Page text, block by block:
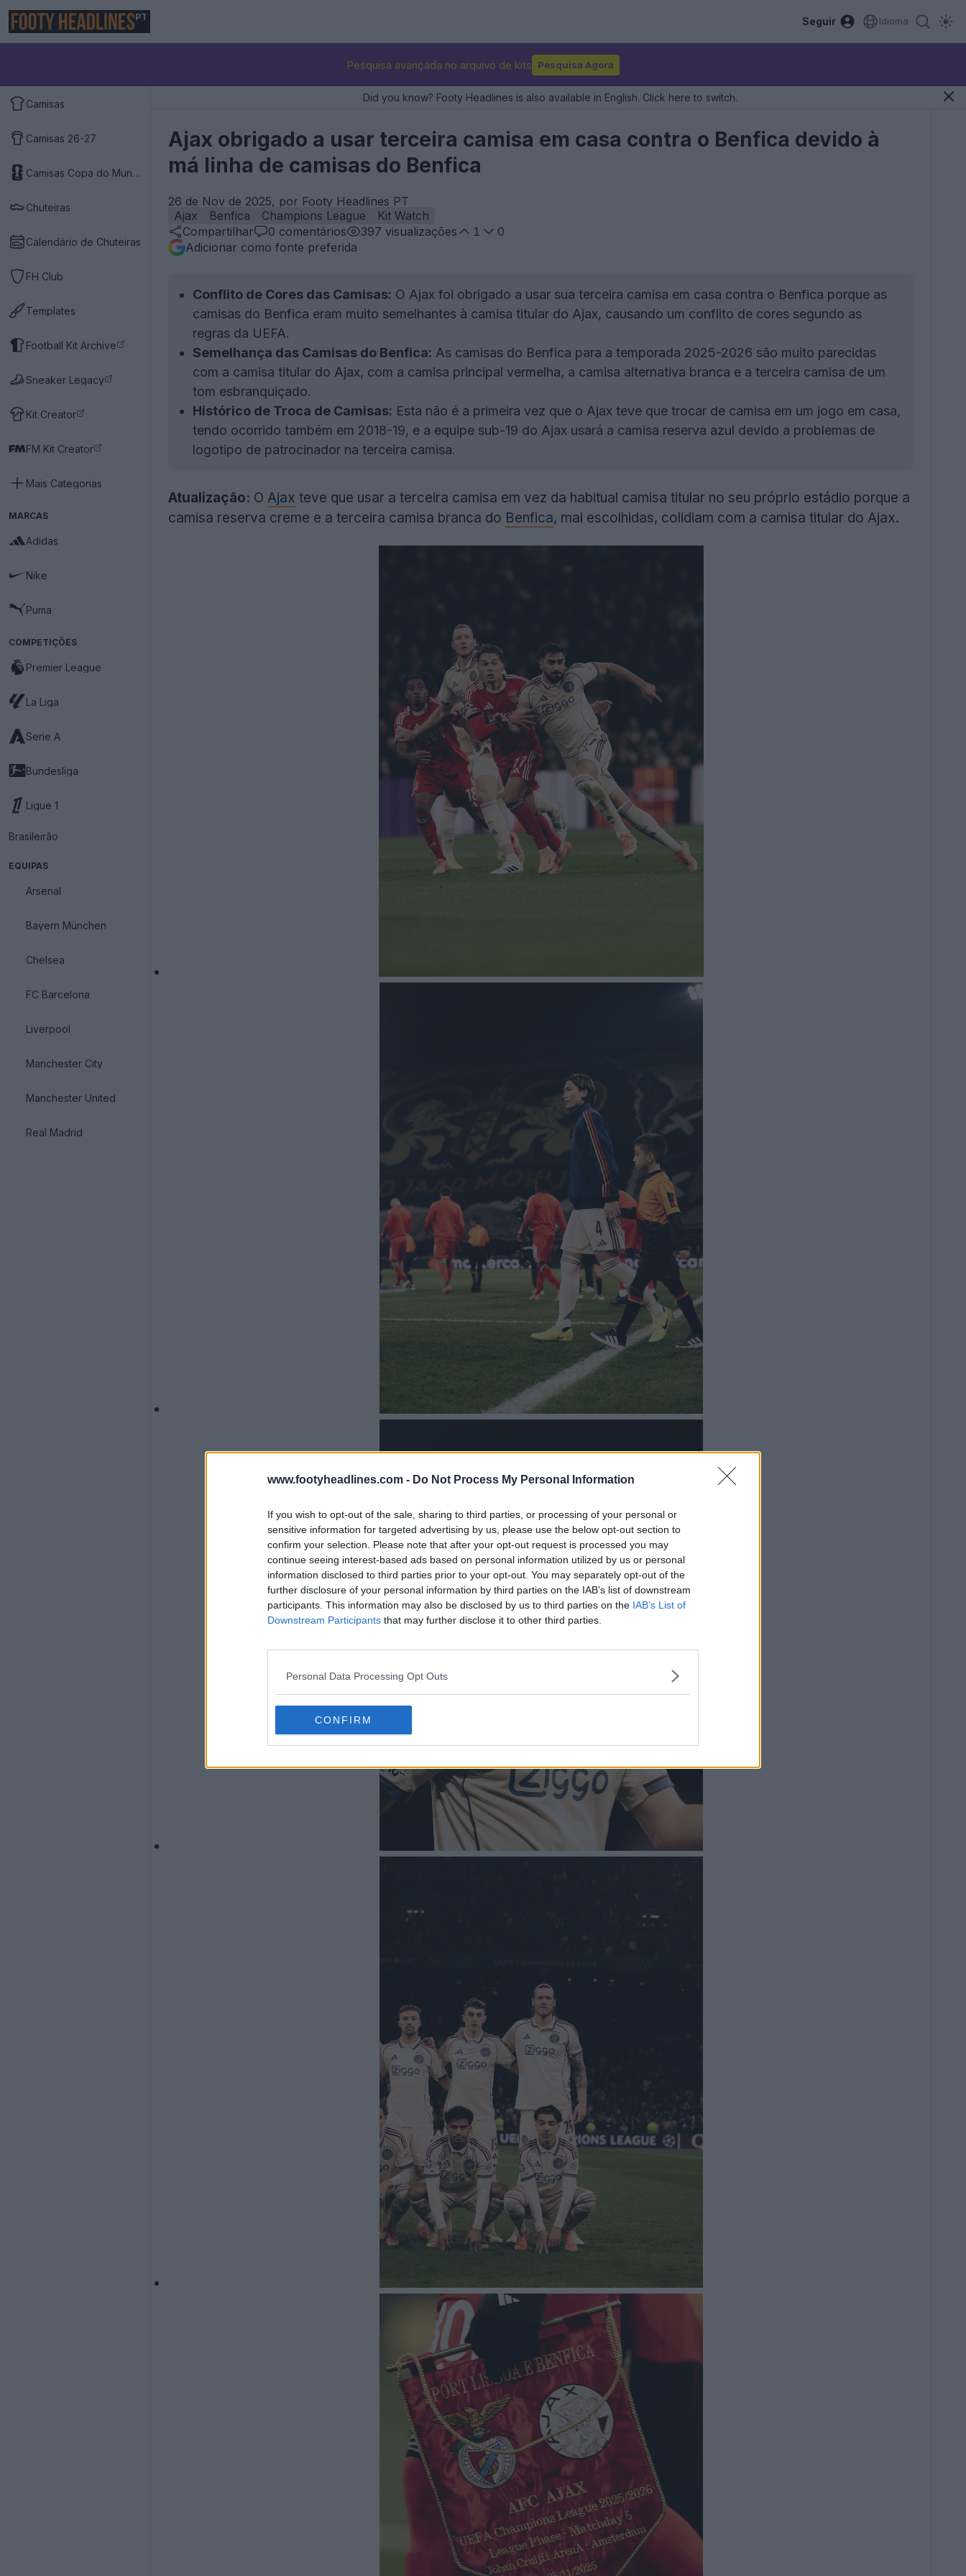
www.footyheadlines.com - Do Not Process My Personal Information
If you wish to opt-out of the sale, sharing to third parties, or processing of your personal or
sensitive information for targeted advertising by us, please use the below opt-out section to
confirm your selection. Please note that after your opt-out request is processed you may
continue seeing interest-based ads based on personal information utilized by us or personal
information disclosed to third parties prior to your opt-out. You may separately opt-out of the
further disclosure of your personal information by third parties on the IAB’s list of downstream
participants. This information may also be disclosed by us to third parties on the IAB’s List of
Downstream Participants that may further disclose it to other third parties.
Personal Data Processing Opt Outs
CONFIRM
PT Seguir Idioma
Pesquisa avançada no arquivo de kits Pesquisa Agora
Camisas
Camisas 26-27
Camisas Copa do Mundo 2026
Chuteiras
Calendário de Chuteiras
FH Club
Templates
Football Kit Archive
Sneaker Legacy
Kit Creator
FM Kit Creator
Mais Categorias
MARCAS
Adidas
Nike
Puma
COMPETIÇÕES
Premier League
La Liga
Serie A
Bundesliga
Ligue 1
Brasileirão
EQUIPAS
Arsenal
Bayern München
Chelsea
FC Barcelona
Liverpool
Manchester City
Manchester United
Real Madrid
Did you know? Footy Headlines is also available in English. Click here to switch.
Ajax obrigado a usar terceira camisa em casa contra o Benfica devido à
má linha de camisas do Benfica
26 de Nov de 2025, por Footy Headlines PT
Ajax
Benfica Champions League
Kit Watch
Compartilhar
0 comentários 397 visualizações 1
0
Adicionar como fonte preferida
Conflito de Cores das Camisas: O Ajax foi obrigado a usar sua terceira camisa em casa contra o Benfica porque as
camisas do Benfica eram muito semelhantes à camisa titular do Ajax, causando um conflito de cores segundo as
regras da UEFA.
Semelhança das Camisas do Benfica: As camisas do Benfica para a temporada 2025-2026 são muito parecidas
com a camisa titular do Ajax, com a camisa principal vermelha, a camisa alternativa branca e a terceira camisa de um
tom esbranquiçado.
Histórico de Troca de Camisas: Esta não é a primeira vez que o Ajax teve que trocar de camisa em um jogo em casa,
tendo ocorrido também em 2018-19, e a equipe sub-19 do Ajax usará a camisa reserva azul devido a problemas de
logotipo de patrocinador na terceira camisa.
Atualização: O Ajax teve que usar a terceira camisa em vez da habitual camisa titular no seu próprio estádio porque a
camisa reserva creme e a terceira camisa branca do Benfica, mal escolhidas, colidiam com a camisa titular do Ajax.